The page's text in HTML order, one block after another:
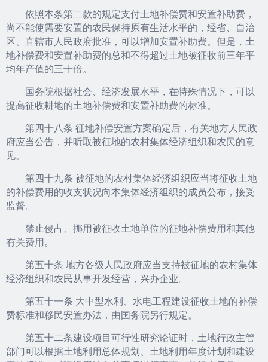
依照本条第二款的规定支付土地补偿费和安置补助费，
尚不能使需要安置的农民保持原有生活水平的，经省、自治
区、直辖市人民政府批准，可以增加安置补助费。但是，土
地补偿费和安置补助费的总和不得超过土地被征收前三年平
均年产值的三十倍。
国务院根据社会、经济发展水平，在特殊情况下，可以
提高征收耕地的土地补偿费和安置补助费的标准。
第四十八条 征地补偿安置方案确定后，有关地方人民政
府应当公告，并听取被征地的农村集体经济组织和农民的意
见。
第四十九条 被征地的农村集体经济组织应当将征收土地
的补偿费用的收支状况向本集体经济组织的成员公布，接受
监督。
禁止侵占、挪用被征收土地单位的征地补偿费用和其他
有关费用。
第五十条 地方各级人民政府应当支持被征地的农村集体
经济组织和农民从事开发经营，兴办企业。
第五十一条 大中型水利、水电工程建设征收土地的补偿
费标准和移民安置办法，由国务院另行规定。
第五十二条建设项目可行性研究论证时，土地行政主管
部门可以根据土地利用总体规划、土地利用年度计划和建设